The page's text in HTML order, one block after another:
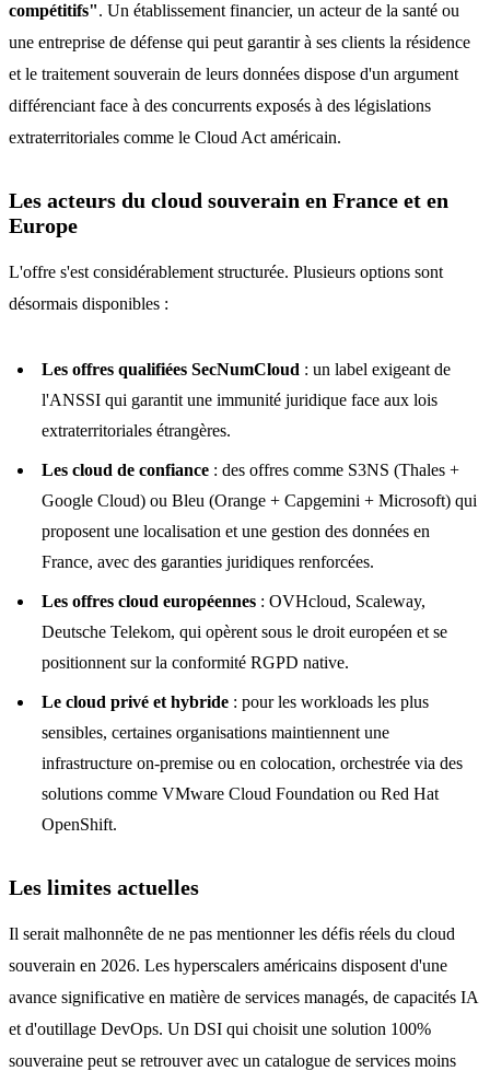
compétitifs". Un établissement financier, un acteur de la santé ou
une entreprise de défense qui peut garantir à ses clients la résidence
et le traitement souverain de leurs données dispose d'un argument
différenciant face à des concurrents exposés à des législations
extraterritoriales comme le Cloud Act américain.
Les acteurs du cloud souverain en France et en
Europe
L'offre s'est considérablement structurée. Plusieurs options sont
désormais disponibles :
Les offres qualifiées SecNumCloud : un label exigeant de
l'ANSSI qui garantit une immunité juridique face aux lois
extraterritoriales étrangères.
Les cloud de confiance: des offres comme S3NS (Thales +
Google Cloud) ou Bleu (Orange + Capgemini + Microsoft) qui
proposent une localisation et une gestion des données en
France, avec des garanties juridiques renforcées.
Les offres cloud européennes: OVHcloud, Scaleway,
Deutsche Telekom, qui opèrent sous le droit européen et se
positionnent sur la conformité RGPD native.
Le cloud privé et hybride: pour les workloads les plus
sensibles, certaines organisations maintiennent une
infrastructure on-premise ou en colocation, orchestrée via des
solutions comme VMware Cloud Foundation ou Red Hat
OpenShift.
Les limites actuelles
Il serait malhonnête de ne pas mentionner les défis réels du cloud
souverain en 2026. Les hyperscalers américains disposent d'une
avance significative en matière de services managés, de capacités IA
et d'outillage DevOps. Un DSI qui choisit une solution 100%
souveraine peut se retrouver avec un catalogue de services moins